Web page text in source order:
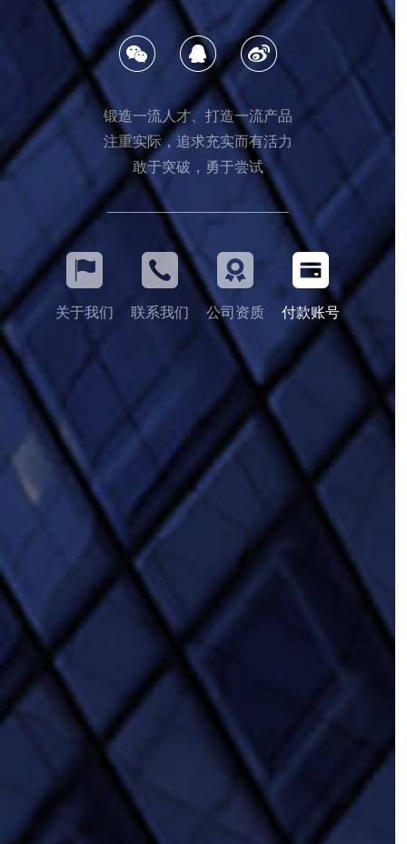
锻造一流人才、打造一流产品
注重实际，追求充实而有活力
敢于突破，勇于尝试
关于我们 联系我们 公司资质 付款账号